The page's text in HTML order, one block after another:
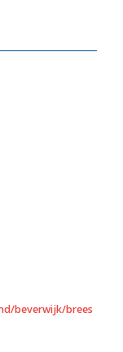
beverwijk/brees